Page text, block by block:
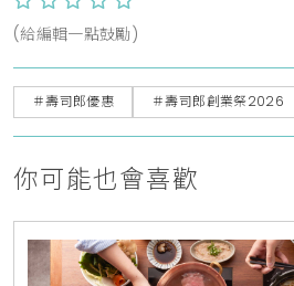
(給編輯一點鼓勵)
＃壽司郎優惠 ＃壽司郎創業祭2026
你可能也會喜歡